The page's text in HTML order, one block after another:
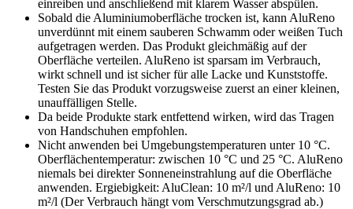
einreiben und anschließend mit klarem Wasser abspülen.
Sobald die Aluminiumoberfläche trocken ist, kann AluReno
unverdünnt mit einem sauberen Schwamm oder weißen Tuch
aufgetragen werden. Das Produkt gleichmäßig auf der
Oberfläche verteilen. AluReno ist sparsam im Verbrauch,
wirkt schnell und ist sicher für alle Lacke und Kunststoffe.
Testen Sie das Produkt vorzugsweise zuerst an einer kleinen,
unauffälligen Stelle.
Da beide Produkte stark entfettend wirken, wird das Tragen
von Handschuhen empfohlen.
Nicht anwenden bei Umgebungstemperaturen unter 10 °C.
Oberflächentemperatur: zwischen 10 °C und 25 °C. AluReno
niemals bei direkter Sonneneinstrahlung auf die Oberfläche
anwenden. Ergiebigkeit: AluClean: 10 m²/l und AluReno: 10
m²/l (Der Verbrauch hängt vom Verschmutzungsgrad ab.)